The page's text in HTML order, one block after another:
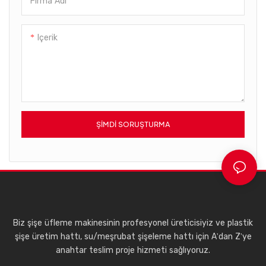
Içerik
ŞIMDI SORUŞTURMA
ve paketleme sürecinizi
geliştirin; ilerleme ve başarı
Biz şişe üfleme makinesinin profesyonel üreticisiyiz ve plastik
şişe üretim hattı, su/meşrubat şişeleme hattı için A'dan Z'ye
anahtar teslim proje hizmeti sağlıyoruz.